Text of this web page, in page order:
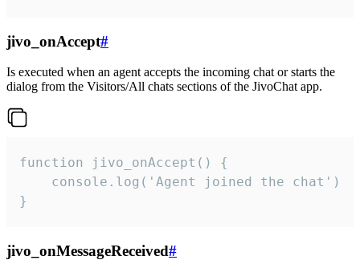
jivo_onAccept#
Is executed when an agent accepts the incoming chat or starts the
dialog from the Visitors/All chats sections of the JivoChat app.
function jivo_onAccept() {
}
jivo_onMessageReceived#